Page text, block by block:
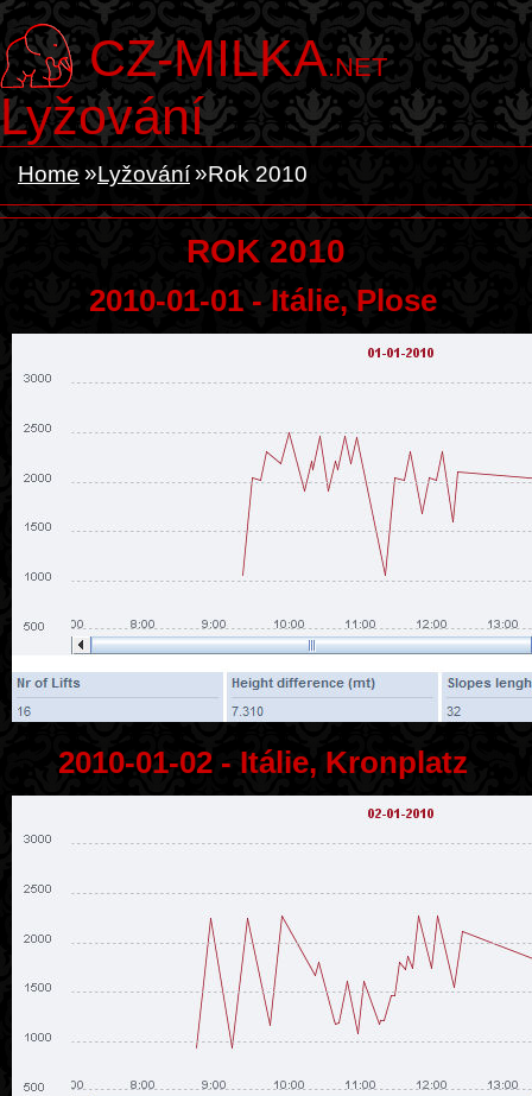
CZ-MILKA.NET
Lyžování
Home Lyžování Rok 2010
ROK 2010
2010-01-01 - Itálie, Plose
2010-01-02 - Itálie, Kronplatz